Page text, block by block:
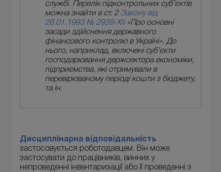
службі. Перелік підконтрольних суб’єктів
можна знайти в ст. 2 Закону від
26.01.1993 № 2939-XII«Про основні
засади здійснення державного
фінансового контролю в Україні». До
нього, наприклад, включені суб’єкти
господарювання держсектора економіки,
підприємства, які отримували в
перевірюваному періоді кошти з бюджету,
та ін.
Дисциплінарна відповідальність
застосовується роботодавцем. Він може
застосувати до працівників, винних у
непроведенні інвентаризації або її проведенні з